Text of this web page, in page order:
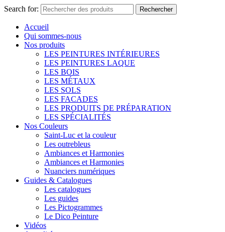
Search for: Rechercher
Accueil
Qui sommes-nous
Nos produits
LES PEINTURES INTÉRIEURES
LES PEINTURES LAQUE
LES BOIS
LES MÉTAUX
LES SOLS
LES FACADES
LES PRODUITS DE PRÉPARATION
LES SPÉCIALITÉS
Nos Couleurs
Saint-Luc et la couleur
Les outrebleus
Ambiances et Harmonies
Ambiances et Harmonies
Nuanciers numériques
Guides & Catalogues
Les catalogues
Les guides
Les Pictogrammes
Le Dico Peinture
Vidéos